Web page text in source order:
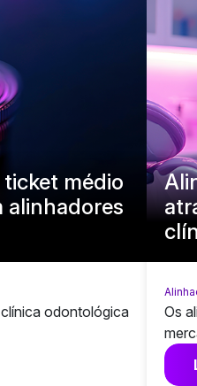
médio
alinhadores
odontológica
Os